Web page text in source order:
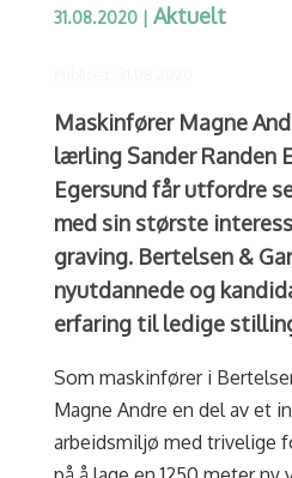
31.08.2020| Aktuelt
Maskinfører Magne
lærling Sander Randen
Egersund får utfordre
med sin største
graving. Bertelsen &
nyutdannede og
erfaring til ledige
Som maskinfører i
Magne Andre en del av et
arbeidsmiljø med trivelige